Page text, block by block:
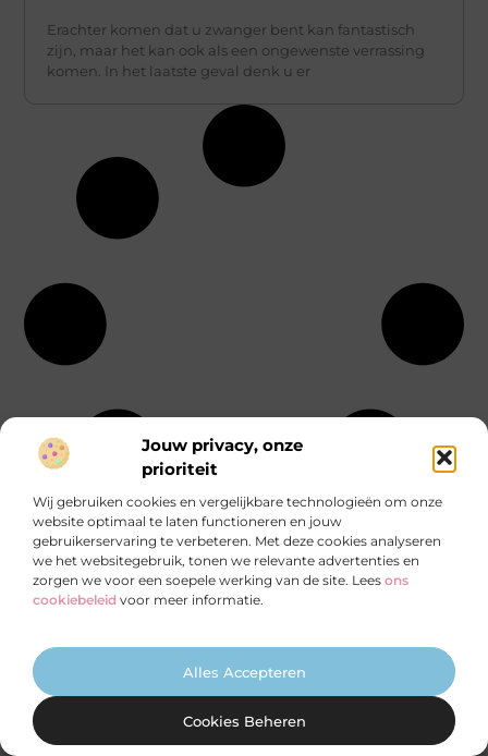
Jouw privacy, onze
prioriteit
Wij gebruiken cookies en vergelijkbare technologieën om onze
website optimaal te laten functioneren en jouw
gebruikerservaring te verbeteren. Met deze cookies analyseren
we het websitegebruik, tonen we relevante advertenties en
zorgen we voor een soepele werking van de site. Lees ons
cookiebeleid voor meer informatie.
Alles Accepteren
Cookies Beheren
Erachter komen dat u zwanger bent kan fantastisch
zijn, maar het kan ook als een ongewenste verrassing
komen. In het laatste geval denk u er
Jouw blog verdient een podium!
Bloggen was nog nooit zo eenvoudig! Publiceer
van een actieve bloggemeenschap. Schrijf je nu
in!
Begin met bloggen!